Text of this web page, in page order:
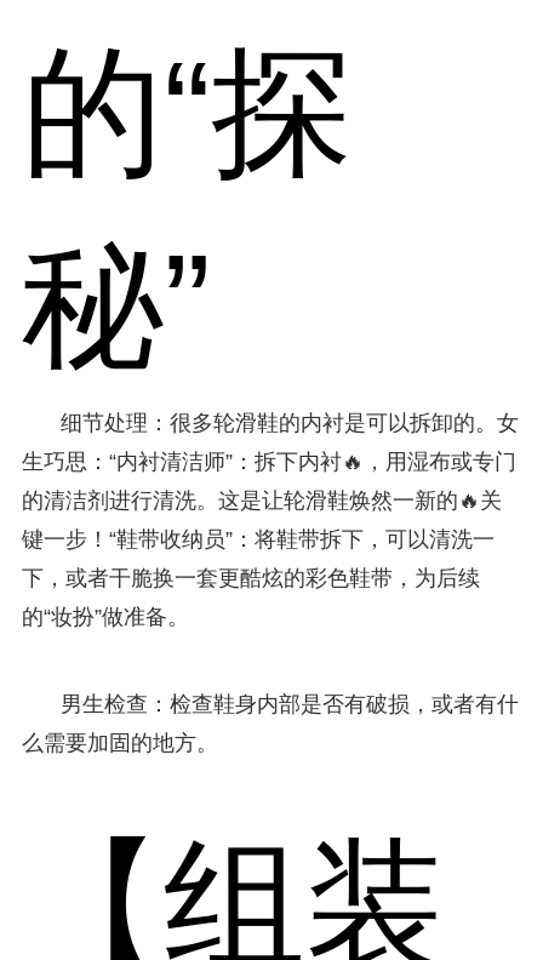
的“探
秘”
细节处理：很多轮滑鞋的内衬是可以拆卸的。女
生巧思：“内衬清洁师”：拆下内衬🔥，用湿布或专门
的清洁剂进行清洗。这是让轮滑鞋焕然一新的🔥关
键一步！“鞋带收纳员”：将鞋带拆下，可以清洗一
下，或者干脆换一套更酷炫的彩色鞋带，为后续
的“妆扮”做准备。
男生检查：检查鞋身内部是否有破损，或者有什
么需要加固的地方。
【组装